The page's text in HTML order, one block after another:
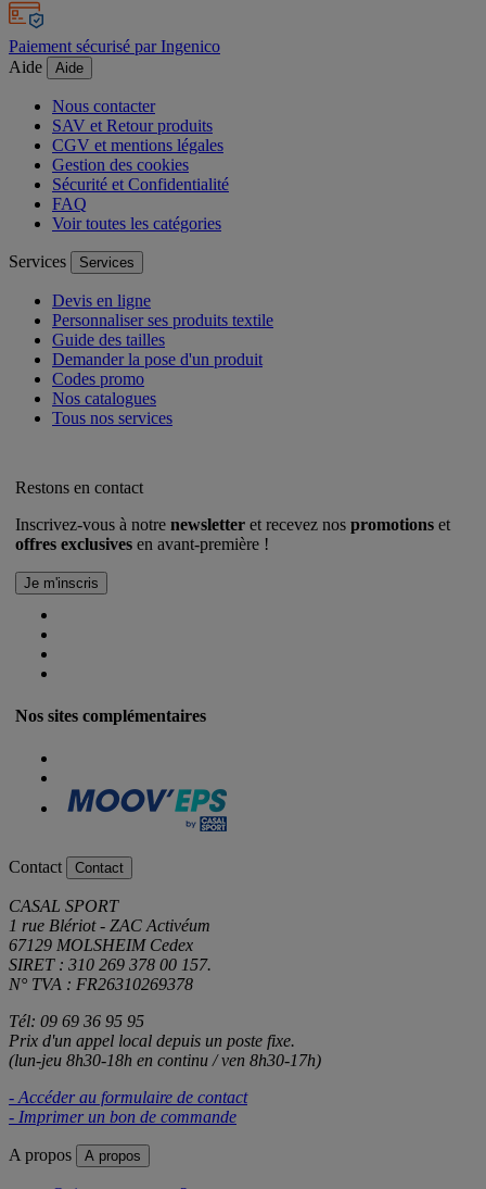
Paiement sécurisé par Ingenico
Aide
Aide
Nous contacter
SAV et Retour produits
CGV et mentions légales
Gestion des cookies
Sécurité et Confidentialité
FAQ
Voir toutes les catégories
Services Services
Devis en ligne
Personnaliser ses produits textile
Guide des tailles
Demander la pose d'un produit
Codes promo
Nos catalogues
Tous nos services
Restons en contact
Inscrivez-vous à notre newsletter et recevez nos promotions et
offres exclusives en avant-première !
Nos sites complémentaires
Contact Contact
CASAL SPORT
1 rue Blériot - ZAC Activéum
67129 MOLSHEIM Cedex
SIRET : 310 269 378 00 157.
N° TVA : FR26310269378
Tél: 09 69 36 95 95
Prix d'un appel local depuis un poste fixe.
(lun-jeu 8h30-18h en continu / ven 8h30-17h)
- Accéder au formulaire de contact
- Imprimer un bon de commande
A propos A propos